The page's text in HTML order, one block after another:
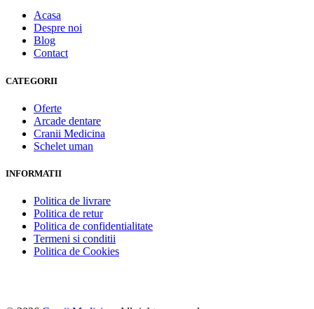
Acasa
Despre noi
Blog
Contact
CATEGORII
Oferte
Arcade dentare
Cranii Medicina
Schelet uman
INFORMATII
Politica de livrare
Politica de retur
Politica de confidentialitate
Termeni si conditii
Politica de Cookies